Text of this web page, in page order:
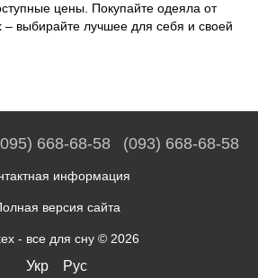
цены. Покупайте одеяла от
– выбирайте лучшее для себя и своей
668-68-58 (093) 668-68-58
информация
версия сайта
- все для сну © 2026
Укр Рус